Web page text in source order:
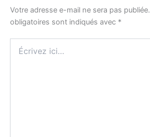
Votre adresse e-mail ne sera pas publiée.
obligatoires sont indiqués avec *
ici…